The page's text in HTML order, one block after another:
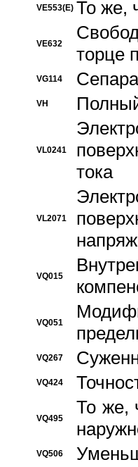
VE553(E) То же,
VE632
торце
VG114
VH
VL0241
тока
VL2071
VQ015
VQ051
VQ267
VQ424
VQ495
То же,
VQ506